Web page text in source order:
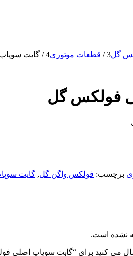
گل3
/ قطعات موتوری4
/ گایت
فولکس گل
برچسب: فولکس واگن گل, گایت
نشده است.
می کنید برای “گایت سوپاپ اصلی